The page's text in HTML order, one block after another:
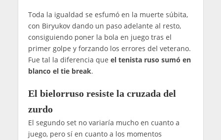
Toda la igualdad se esfumó en la muerte súbita,
con Biryukov dando un paso adelante al resto,
consiguiendo poner la bola en juego tras el
primer golpe y forzando los errores del veterano.
Fue tal la diferencia que el tenista ruso sumó en
blanco el tie break.
El bielorruso resiste la cruzada del
zurdo
El segundo set no variaría mucho en cuanto a
juego, pero sí en cuanto a los momentos